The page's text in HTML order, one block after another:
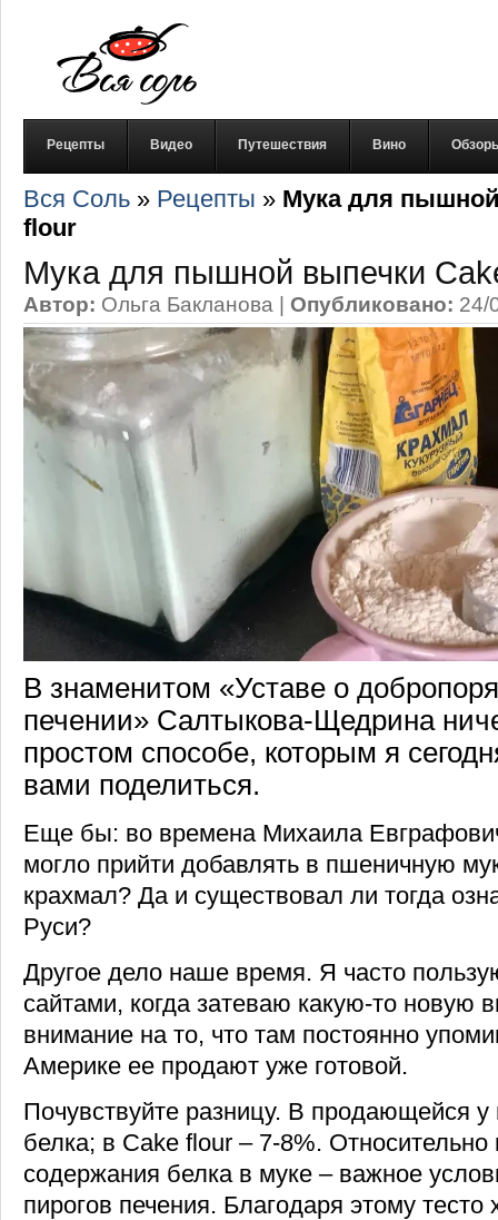
Рецепты Видео Путешествия Вино
Вся Соль » Рецепты » Мука для
flour
Мука для пышной выпечки
Автор: Ольга Бакланова | Опубликовано: 24/
В знаменитом «Уставе о
печении» Салтыкова-Щедрина
простом способе, которым я
вами поделиться.
Еще бы: во времена Михаила
могло прийти добавлять в пшеничную
крахмал? Да и существовал ли тогда
Руси?
Другое дело наше время. Я часто
сайтами, когда затеваю какую-то новую
внимание на то, что там постоянно
Америке ее продают уже готовой.
Почувствуйте разницу. В продающейся у
белка; в Cake flour – 7-8%. Относительно
содержания белка в муке – важное
пирогов печения. Благодаря этому тесто